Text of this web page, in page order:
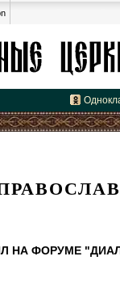
НА ФОРУМЕ